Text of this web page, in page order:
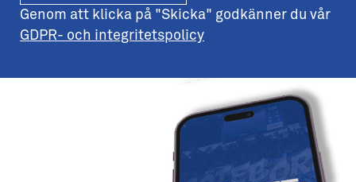
Genom att klicka på "Skicka" godkänner du vår
GDPR- och integritetspolicy